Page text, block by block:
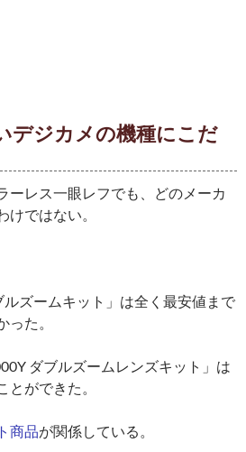
デジカメの機種にこだ
ーレス一眼レフでも、どのメーカ
けではない。
ルズームキット」は全く最安値まで
た。
ダブルズームレンズキット」は
ができた。
商品が関係している。